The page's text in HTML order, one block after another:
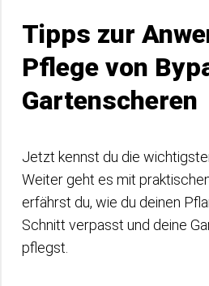
Tipps zur
Pflege von
Gartenscheren
Jetzt kennst du die
Weiter geht es mit
erfährst du, wie du deinen
Schnitt verpasst und deine
pflegst.